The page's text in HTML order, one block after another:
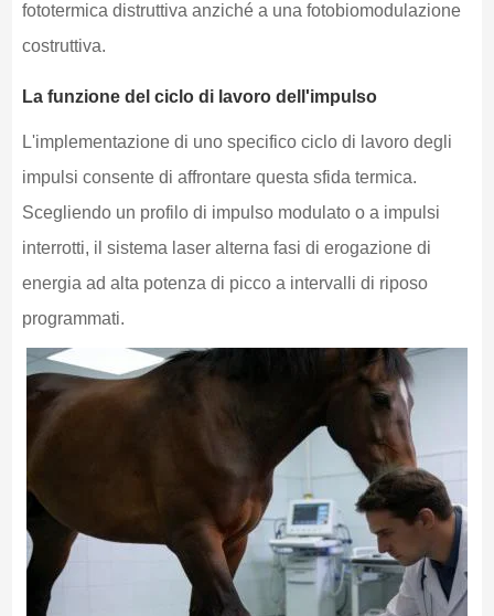
fototermica distruttiva anziché a una fotobiomodulazione
costruttiva.
La funzione del ciclo di lavoro dell'impulso
L'implementazione di uno specifico ciclo di lavoro degli
impulsi consente di affrontare questa sfida termica.
Scegliendo un profilo di impulso modulato o a impulsi
interrotti, il sistema laser alterna fasi di erogazione di
energia ad alta potenza di picco a intervalli di riposo
programmati.